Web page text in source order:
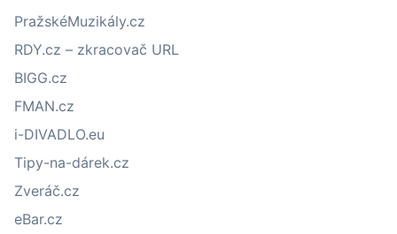
PražskéMuzikály.cz
RDY.cz – zkracovač URL
BIGG.cz
FMAN.cz
i-DIVADLO.eu
Tipy-na-dárek.cz
Zveráč.cz
eBar.cz